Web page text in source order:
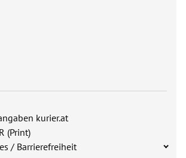
kurier.at
(Print)
/ Barrierefreiheit